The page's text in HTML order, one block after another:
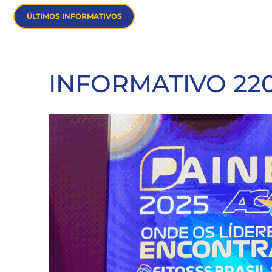
ÚLTIMOS INFORMATIVOS
INFORMATIVO